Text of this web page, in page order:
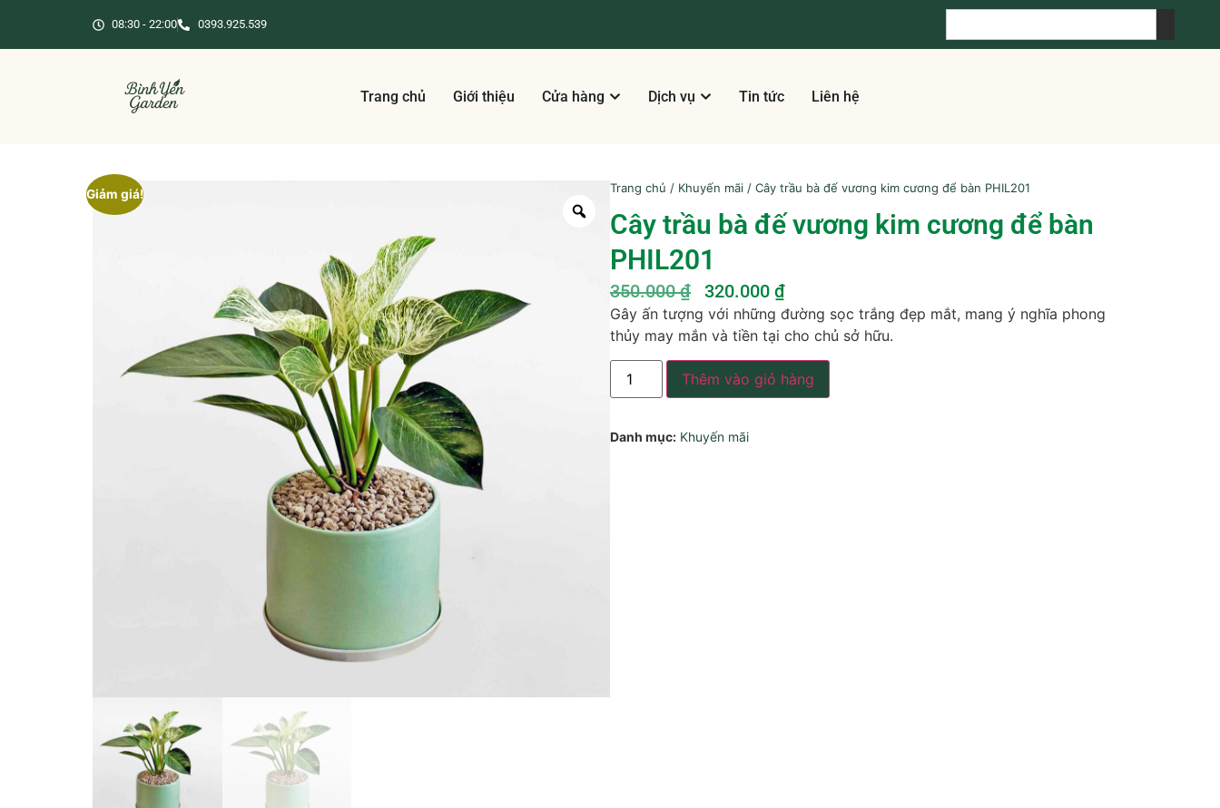
08:30 - 22:00 0393.925.539
Trang chủ Giới thiệu Cửa hàng Dịch vụ Tin tức Liên hệ
Giảm giá! Trang chủ / Khuyến mãi / Cây trầu bà đế vương kim cương để bàn PHIL201
Cây trầu bà đế vương kim cương để bàn
PHIL201
350.000₫ 320.000 ₫
Gây ấn tượng với những đường sọc trắng đẹp mắt, mang ý nghĩa phong
thủy may mắn và tiền tại cho chủ sở hữu.
Thêm vào giỏ hàng
Danh mục: Khuyến mãi